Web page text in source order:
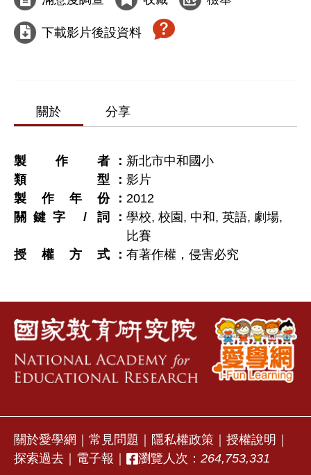
下載影片後設資料
關於 分享
製作者
新北市中和國小
類型
影片
製作年份
2012
關鍵字 / 詞
學校, 校園, 中和, 英語, 劇場,
比賽
授權方式
有著作權，侵害必究
關於愛學網 常見問題 隱私權政策 授權說明
探索過去
電子報 瀏覽人次： 264,753,331